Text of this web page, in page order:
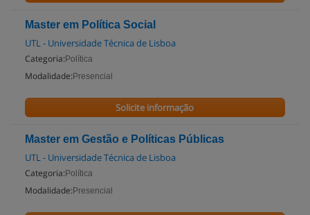
Master em Política Social
UTL - Universidade Técnica de Lisboa
Categoria: Política
Modalidade: Presencial
Solicite informação
Master em Gestão e Políticas Públicas
UTL - Universidade Técnica de Lisboa
Categoria: Política
Modalidade: Presencial